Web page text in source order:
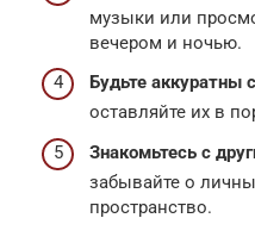
музыки или
вечером и ночью.
Будьте
оставляйте их в
Знакомьтесь с
забывайте о
пространство.